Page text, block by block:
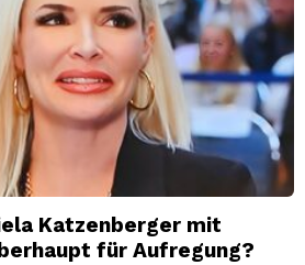
Katzenberger mit
für Aufregung?